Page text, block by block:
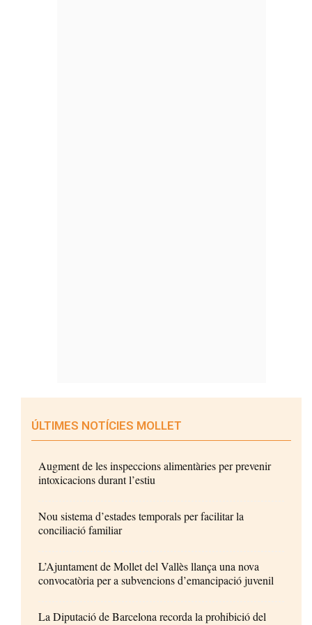
ÚLTIMES NOTÍCIES MOLLET
Augment de les inspeccions alimentàries per prevenir
intoxicacions durant l’estiu
Nou sistema d’estades temporals per facilitar la
conciliació familiar
L’Ajuntament de Mollet del Vallès llança una nova
convocatòria per a subvencions d’emancipació juvenil
La Diputació de Barcelona recorda la prohibició del